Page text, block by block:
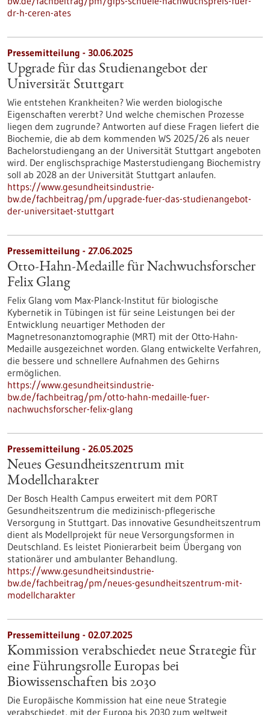
dr-h-ceren-ates
Pressemitteilung - 30.06.2025
Upgrade für das Studienangebot der
Universität Stuttgart
Wie entstehen Krankheiten? Wie werden biologische
Eigenschaften vererbt? Und welche chemischen Prozesse
liegen dem zugrunde? Antworten auf diese Fragen liefert die
Biochemie, die ab dem kommenden WS 2025/26 als neuer
Bachelorstudiengang an der Universität Stuttgart angeboten
wird. Der englischsprachige Masterstudiengang Biochemistry
soll ab 2028 an der Universität Stuttgart anlaufen.
https://www.gesundheitsindustrie-
bw.de/fachbeitrag/pm/upgrade-fuer-das-studienangebot-
der-universitaet-stuttgart
Pressemitteilung - 27.06.2025
Otto-Hahn-Medaille für Nachwuchsforscher
Felix Glang
Felix Glang vom Max-Planck-Institut für biologische
Kybernetik in Tübingen ist für seine Leistungen bei der
Entwicklung neuartiger Methoden der
Magnetresonanztomographie (MRT) mit der Otto-Hahn-
Medaille ausgezeichnet worden. Glang entwickelte Verfahren,
die bessere und schnellere Aufnahmen des Gehirns
ermöglichen.
https://www.gesundheitsindustrie-
bw.de/fachbeitrag/pm/otto-hahn-medaille-fuer-
nachwuchsforscher-felix-glang
Pressemitteilung - 26.05.2025
Neues Gesundheitszentrum mit
Modellcharakter
Der Bosch Health Campus erweitert mit dem PORT
Gesundheitszentrum die medizinisch-pflegerische
Versorgung in Stuttgart. Das innovative Gesundheitszentrum
dient als Modellprojekt für neue Versorgungsformen in
Deutschland. Es leistet Pionierarbeit beim Übergang von
stationärer und ambulanter Behandlung.
https://www.gesundheitsindustrie-
bw.de/fachbeitrag/pm/neues-gesundheitszentrum-mit-
modellcharakter
Pressemitteilung - 02.07.2025
Kommission verabschiedet neue Strategie für
eine Führungsrolle Europas bei
Biowissenschaften bis 2030
Die Europäische Kommission hat eine neue Strategie
verabschiedet, mit der Europa bis 2030 zum weltweit